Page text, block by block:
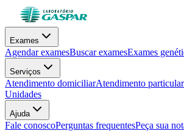
Exames
Agendar examesBuscar examesExames
Serviços
Atendimento domiciliarAtendimento particular
Unidades
Ajuda
Fale conoscoPerguntas frequentesPeça sua